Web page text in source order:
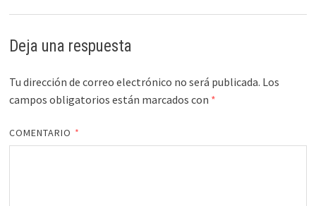
Deja una respuesta
Tu dirección de correo electrónico no será publicada. Los
campos obligatorios están marcados con *
COMENTARIO *